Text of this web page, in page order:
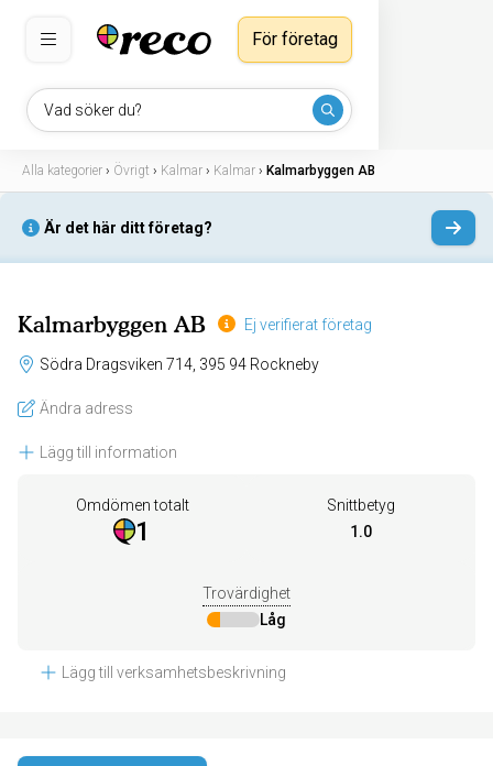
Vad söker du?
För företag
Alla kategorier › Övrigt › Kalmar › Kalmar › Kalmarbyggen AB
Är det här ditt företag?
Kalmarbyggen AB Ej verifierat företag
Södra Dragsviken 714, 395 94 Rockneby
Ändra adress
Lägg till information
Omdömen totalt
1
Snittbetyg
1.0
Trovärdighet
Låg
Lägg till verksamhetsbeskrivning